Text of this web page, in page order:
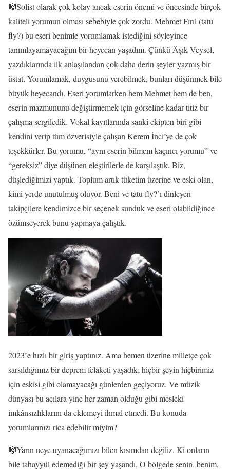
🎼Solist olarak çok kolay ancak eserin önemi ve öncesinde birçok
kaliteli yorumun olması sebebiyle çok zordu. Mehmet Fırıl (tatu
fly?) bu eseri benimle yorumlamak istediğini söyleyince
tanımlayamayacağım bir heyecan yaşadım. Çünkü Âşık Veysel,
yazdıklarında ilk anlaşılandan çok daha derin şeyler yazmış bir
üstat. Yorumlamak, duygusunu verebilmek, bunları düşünmek bile
büyük heyecandı. Eseri yorumlarken hem Mehmet hem de ben,
eserin mazmununu değiştirmemek için görseline kadar titiz bir
çalışma sergiledik. Vokal kayıtlarında sanki ekipten biri gibi
kendini verip tüm özverisiyle çalışan Kerem İnci’ye de çok
teşekkürler. Bu yorumu, “aynı eserin bilmem kaçıncı yorumu” ve
“gereksiz” diye düşünen eleştirilerle de karşılaştık. Biz,
düşlediğimizi yaptık. Toplum artık tüketim üzerine ve eski olan,
kimi yerde unutulmuş oluyor. Beni ve tatu fly?’ı dinleyen
takipçilere kendimizce bir seçenek sunduk ve eseri olabildiğince
özümseyerek bunu yapmaya çalıştık.
2023’e hızlı bir giriş yaptınız. Ama hemen üzerine milletçe çok
sarsıldığımız bir deprem felaketi yaşadık; hiçbir şeyin hiçbirimiz
için eskisi gibi olamayacağı günlerden geçiyoruz. Ve müzik
dünyası bu acılara yine her zaman olduğu gibi mesleki
imkânsızlıklarını da eklemeyi ihmal etmedi. Bu konuda
yorumlarınızı rica edebilir miyim?
🎼Yarın neye uyanacağımızı bilen kısımdan değiliz. Ki onların
bile tahayyül edemediği bir şey yaşandı. O bölgede senin, benim,